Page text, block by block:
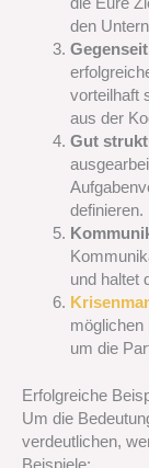
die Eure
den
vorteilhaft
aus der
Gut
definieren.
und haltet
möglichen
um die
Erfolgreiche
Um die
verdeutlichen,